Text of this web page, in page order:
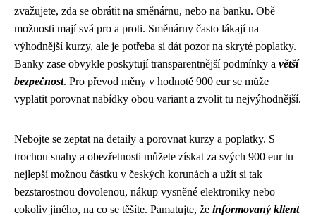
zvažujete, zda se obrátit na směnárnu, nebo na banku. Obě
možnosti mají svá pro a proti. Směnárny často lákají na
výhodnější kurzy, ale je potřeba si dát pozor na skryté poplatky.
Banky zase obvykle poskytují transparentnější podmínky a větší
bezpečnost. Pro převod měny v hodnotě 900 eur se může
vyplatit porovnat nabídky obou variant a zvolit tu nejvýhodnější.
Nebojte se zeptat na detaily a porovnat kurzy a poplatky. S
trochou snahy a obezřetnosti můžete získat za svých 900 eur tu
nejlepší možnou částku v českých korunách a užít si tak
bezstarostnou dovolenou, nákup vysněné elektroniky nebo
cokoliv jiného, na co se těšíte. Pamatujte, že informovaný klient